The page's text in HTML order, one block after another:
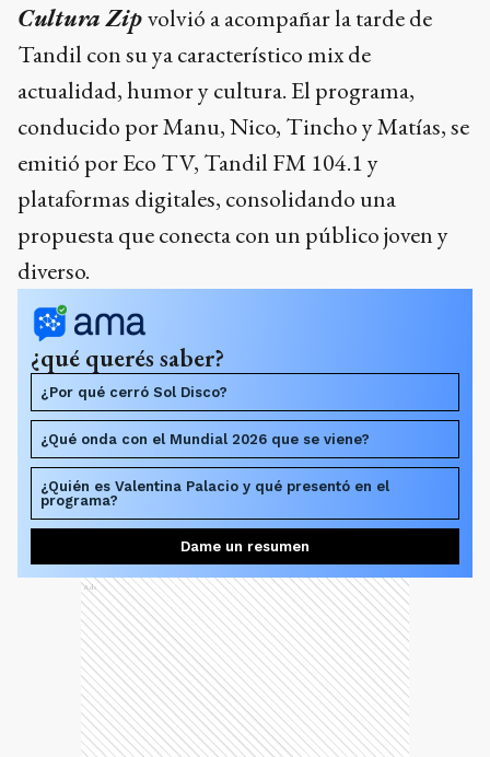
Cultura Zipvolvió a acompañar la tarde de
Tandil con su ya característico mix de
actualidad, humor y cultura. El programa,
conducido por Manu, Nico, Tincho y Matías, se
emitió por Eco TV, Tandil FM 104.1 y
plataformas digitales, consolidando una
propuesta que conecta con un público joven y
diverso.
¿qué querés saber?
¿Por qué cerró Sol Disco?
¿Qué onda con el Mundial 2026 que se viene?
¿Quién es Valentina Palacio y qué presentó en el
programa?
Dame un resumen
Ads